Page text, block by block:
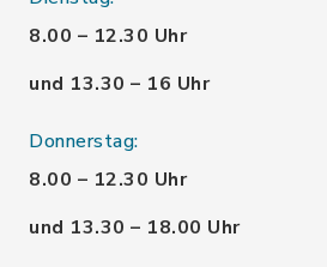
8.00 – 12.30 Uhr
und 13.30 – 16 Uhr
Donnerstag:
8.00 – 12.30 Uhr
und 13.30 – 18.00 Uhr